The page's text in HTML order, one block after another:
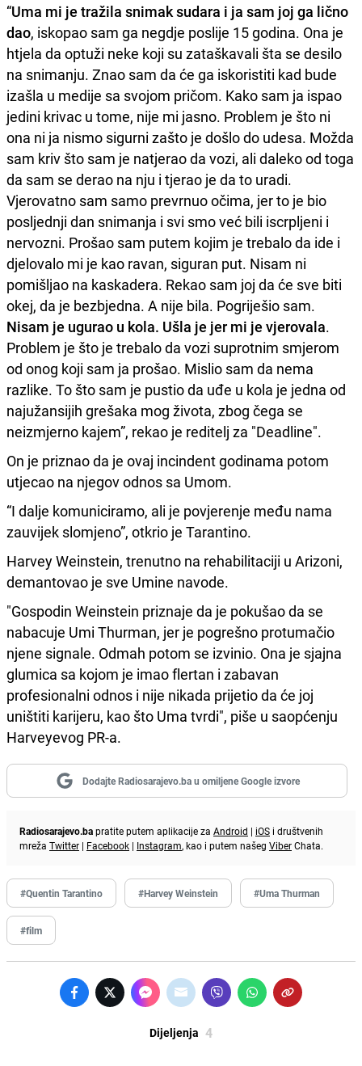
“Uma mi je tražila snimak sudara i ja sam joj ga lično
dao, iskopao sam ga negdje poslije 15 godina. Ona je
htjela da optuži neke koji su zataškavali šta se desilo
na snimanju. Znao sam da će ga iskoristiti kad bude
izašla u medije sa svojom pričom. Kako sam ja ispao
jedini krivac u tome, nije mi jasno. Problem je što ni
ona ni ja nismo sigurni zašto je došlo do udesa. Možda
sam kriv što sam je natjerao da vozi, ali daleko od toga
da sam se derao na nju i tjerao je da to uradi.
Vjerovatno sam samo prevrnuo očima, jer to je bio
posljednji dan snimanja i svi smo već bili iscrpljeni i
nervozni. Prošao sam putem kojim je trebalo da ide i
djelovalo mi je kao ravan, siguran put. Nisam ni
pomišljao na kaskadera. Rekao sam joj da će sve biti
okej, da je bezbjedna. A nije bila. Pogriješio sam.
Nisam je ugurao u kola. Ušla je jer mi je vjerovala.
Problem je što je trebalo da vozi suprotnim smjerom
od onog koji sam ja prošao. Mislio sam da nema
razlike. To što sam je pustio da uđe u kola je jedna od
najužansijih grešaka mog života, zbog čega se
neizmjerno kajem”, rekao je reditelj za "Deadline".
On je priznao da je ovaj incindent godinama potom
utjecao na njegov odnos sa Umom.
“I dalje komuniciramo, ali je povjerenje među nama
zauvijek slomjeno”, otkrio je Tarantino.
Harvey Weinstein, trenutno na rehabilitaciji u Arizoni,
demantovao je sve Umine navode.
"Gospodin Weinstein priznaje da je pokušao da se
nabacuje Umi Thurman, jer je pogrešno protumačio
njene signale. Odmah potom se izvinio. Ona je sjajna
glumica sa kojom je imao flertan i zabavan
profesionalni odnos i nije nikada prijetio da će joj
uništiti karijeru, kao što Uma tvrdi", piše u saopćenju
Harveyevog PR-a.
Dodajte Radiosarajevo.ba u omiljene Google izvore
Radiosarajevo.bapratite putem aplikacije za Android | iOS i društvenih
mreža Twitter | Facebook | Instagram, kao i putem našeg ViberChata.
#Quentin Tarantino #Harvey Weinstein #Uma Thurman
#film
Dijeljenja 4